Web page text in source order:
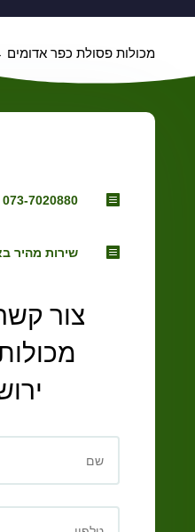
מכולות פסולת כפר אדומים

073-7020880
 שירות מהיר
צור